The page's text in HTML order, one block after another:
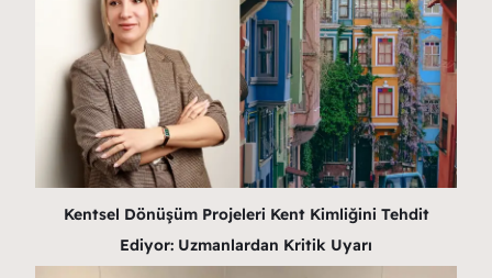
Kentsel Dönüşüm Projeleri Kent Kimliğini Tehdit
Ediyor: Uzmanlardan Kritik Uyarı